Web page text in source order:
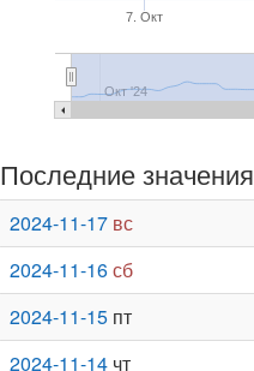
7. Окт
Окт '24
Последние значения
2024-11-17 вс
2024-11-16сб
2024-11-15 пт
2024-11-14 чт